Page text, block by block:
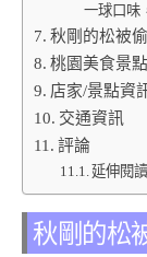
一球口味
秋剛的松被
桃園美食景
店家/景點資
交通資訊
評論
延伸閱讀
秋剛的松